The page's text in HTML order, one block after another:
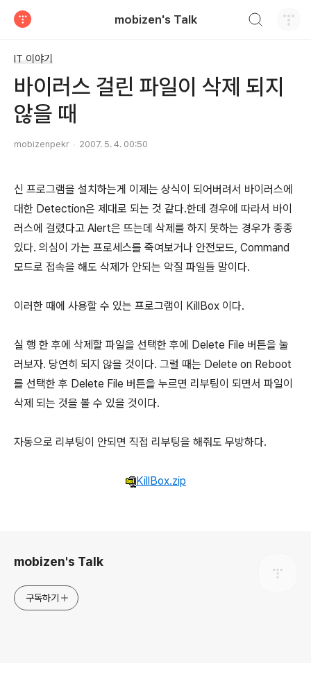
mobizen's Talk
IT 이야기
바이러스 걸린 파일이 삭제 되지
않을 때
mobizenpekr 2007. 5. 4. 00:50
신 프로그램을 설치하는게 이제는 상식이 되어버려서 바이러스에
대한 Detection은 제대로 되는 것 같다.한데 경우에 따라서 바이
러스에 걸렸다고 Alert은 뜨는데 삭제를 하지 못하는 경우가 종종
있다. 의심이 가는 프로세스를 죽여보거나 안전모드, Command
모드로 접속을 해도 삭제가 안되는 악질 파일들 말이다.
이러한 때에 사용할 수 있는 프로그램이 KillBox 이다.
실 행 한 후에 삭제할 파일을 선택한 후에 Delete File 버튼을 눌
러보자. 당연히 되지 않을 것이다. 그럴 때는 Delete on Reboot
를 선택한 후 Delete File 버튼을 누르면 리부팅이 되면서 파일이
삭제 되는 것을 볼 수 있을 것이다.
자동으로 리부팅이 안되면 직접 리부팅을 해줘도 무방하다.
KillBox.zip
mobizen's Talk
구독하기